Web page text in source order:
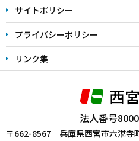
サイトポリシー
プライバシーポリシー
リンク集
西
法人番号
〒662-8567 兵庫県西宮市六湛寺